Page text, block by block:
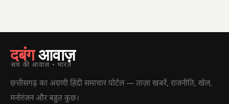
दबंगआवाज़
सच की आवाज़ • भारत
छत्तीसगढ़ का अग्रणी हिंदी समाचार पोर्टल — ताज़ा खबरें, राजनीति, खेल,
मनोरंजन और बहुत कुछ।